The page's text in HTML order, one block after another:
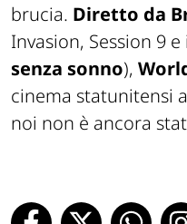
brucia. Diretto da
Invasion, Session 9 e
senza sonno),
cinema statunitensi
noi non è ancora